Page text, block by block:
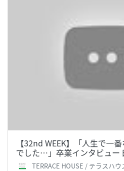
【32nd WEEK】「人生で一
でした…」卒業インタビュー
TERRACE HOUSE / テラスハウ